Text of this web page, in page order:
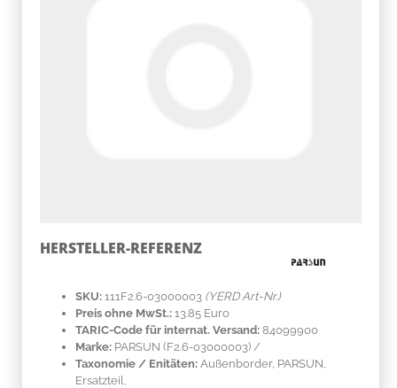
HERSTELLER-REFERENZ
SKU: 111F2.6-03000003 (YERD Art-Nr.)
Preis ohne MwSt.: 13.85 Euro
TARIC-Code für internat. Versand: 84099900
Marke: PARSUN (F2.6-03000003) /
Taxonomie / Enitäten: Außenborder, PARSUN,
Ersatzteil,